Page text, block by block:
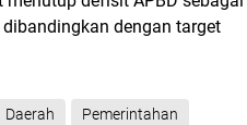
dengan target
Daerah Pemerintahan